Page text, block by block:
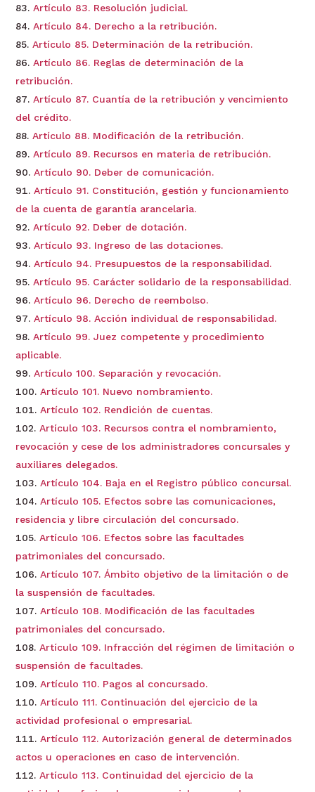
Artículo 83. Resolución judicial.
Artículo 84. Derecho a la retribución.
Artículo 85. Determinación de la retribución.
Artículo 86. Reglas de determinación de la
retribución.
Artículo 87. Cuantía de la retribución y vencimiento
del crédito.
Artículo 88. Modificación de la retribución.
Artículo 89. Recursos en materia de retribución.
Artículo 90. Deber de comunicación.
Artículo 91. Constitución, gestión y funcionamiento
de la cuenta de garantía arancelaria.
Artículo 92. Deber de dotación.
Artículo 93. Ingreso de las dotaciones.
Artículo 94. Presupuestos de la responsabilidad.
Artículo 95. Carácter solidario de la responsabilidad.
Artículo 96. Derecho de reembolso.
Artículo 98. Acción individual de responsabilidad.
Artículo 99. Juez competente y procedimiento
aplicable.
Artículo 100. Separación y revocación.
Artículo 101. Nuevo nombramiento.
Artículo 102. Rendición de cuentas.
Artículo 103. Recursos contra el nombramiento,
revocación y cese de los administradores concursales y
auxiliares delegados.
Artículo 104. Baja en el Registro público concursal.
Artículo 105. Efectos sobre las comunicaciones,
residencia y libre circulación del concursado.
Artículo 106. Efectos sobre las facultades
patrimoniales del concursado.
Artículo 107. Ámbito objetivo de la limitación o de
la suspensión de facultades.
Artículo 108. Modificación de las facultades
patrimoniales del concursado.
Artículo 109. Infracción del régimen de limitación o
suspensión de facultades.
Artículo 110. Pagos al concursado.
Artículo 111. Continuación del ejercicio de la
actividad profesional o empresarial.
Artículo 112. Autorización general de determinados
actos u operaciones en caso de intervención.
Artículo 113. Continuidad del ejercicio de la